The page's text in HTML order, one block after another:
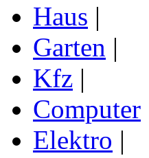
Haus |
Garten |
Kfz |
Computer
Elektro |